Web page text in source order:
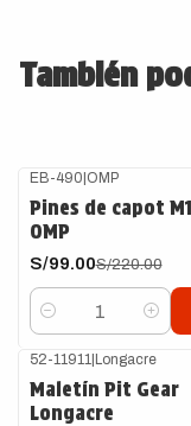
También
EB-490|OMP
Pines de capot
OMP
S/99.00S/220.00
Cantidad
52-11911 |Longacre
Maletín Pit Gear
Longacre